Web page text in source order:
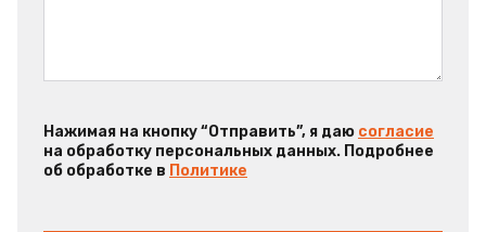
Нажимая на кнопку “Отправить”, я даю согласие
на обработку персональных данных. Подробнее
об обработке в Политике